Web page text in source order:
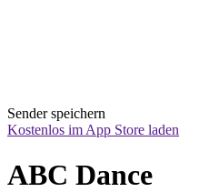
Sender speichern
Kostenlos im App Store laden
ABC Dance